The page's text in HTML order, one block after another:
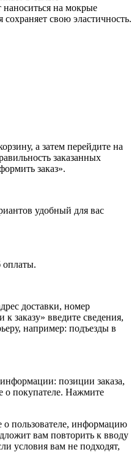
на мокрые
свою эластичность.
а затем перейдите на
заказанных
заказ».
удобный для вас
оплаты.
доставки, номер
заказу» введите сведения,
например: подъезды в
позиции заказа,
о покупателе. Нажмите
пользователе, информацию
вам повторить к вводу
условия вам не подходят,